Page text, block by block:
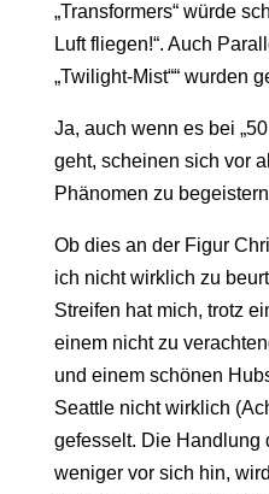
„Transformers“ würde
Luft fliegen!“. Auch
„Twilight-Mist““ wurden
Ja, auch wenn es bei
geht, scheinen sich vor
Phänomen zu
Ob dies an der Figur
ich nicht wirklich zu
Streifen hat mich, trotz
einem nicht zu
und einem schönen
Seattle nicht wirklich
gefesselt. Die Handlung
weniger vor sich hin,